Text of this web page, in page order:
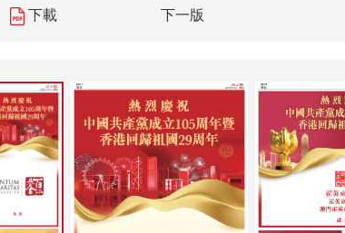
下載 下一版
A17：評
A18：港
A19：廣
A20：港